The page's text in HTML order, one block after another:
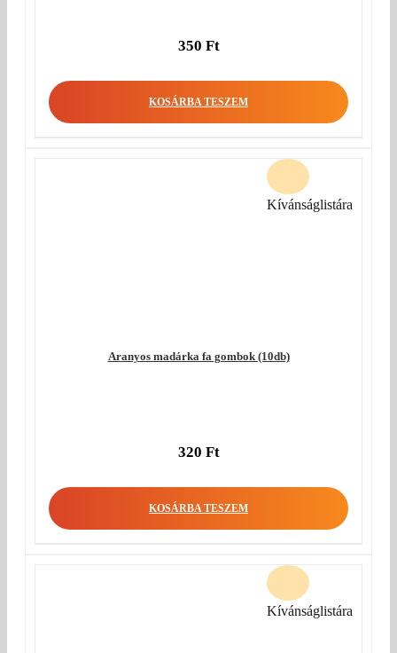
350 Ft
KOSÁRBA TESZEM
Aranyos madárka fa gombok (10db)
320 Ft
KOSÁRBA TESZEM
Kívánságlistára
Kívánságlistára